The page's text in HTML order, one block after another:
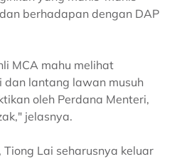
berhadapan dengan DAP
MCA mahu melihat
dan lantang lawan musuh
oleh Perdana Menteri,
jelasnya.
Lai seharusnya keluar